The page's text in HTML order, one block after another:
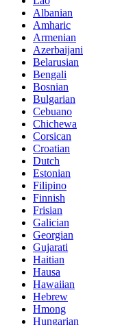
Albanian
Amharic
Armenian
Azerbaijani
Belarusian
Bengali
Bosnian
Bulgarian
Cebuano
Chichewa
Corsican
Croatian
Dutch
Estonian
Filipino
Finnish
Frisian
Galician
Georgian
Gujarati
Haitian
Hausa
Hawaiian
Hebrew
Hmong
Hungarian